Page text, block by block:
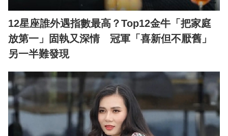
12星座誰外遇指數最高？Top12金牛「把家庭
放第一」固執又深情 冠軍「喜新但不厭舊」
另一半難發現